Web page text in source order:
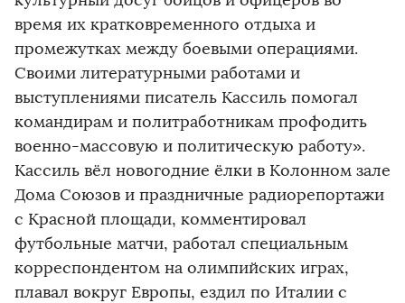
время их кратковременного отдыха и
промежутках между боевыми операциями.
Своими литературными работами и
выступлениями писатель Кассиль помогал
командирам и политработникам профодить
военно-массовую и политическую работу».
Кассиль вёл новогодние ёлки в Колонном зале
Дома Союзов и праздничные радиорепортажи
с Красной площади, комментировал
футбольные матчи, работал специальным
корреспондентом на олимпийских играх,
плавал вокруг Европы, ездил по Италии с